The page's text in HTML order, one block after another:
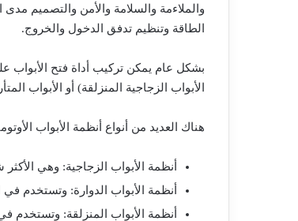
والملاءمة والسلامة والأمن والتصميم مدى
الطاقة وتنظيم تدفق الدخول والخروج.
بشكل عام يمكن تركيب أداة فتح الأبواب
الأبواب الزجاجية المنزلقة) أو الأبواب
هناك العديد من أنواع أنظمة الأبواب
أنظمة الأبواب الزجاجية: وهي
أنظمة الأبواب الدوارة: وتستخدم في
أنظمة الأبواب المنزلقة: وتستخدم